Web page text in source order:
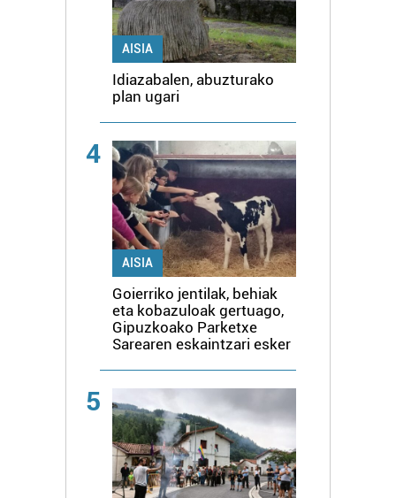
AISIA
Idiazabalen, abuzturako
plan ugari
4
AISIA
Goierriko jentilak, behiak
eta kobazuloak gertuago,
Gipuzkoako Parketxe
Sarearen eskaintzari esker
5